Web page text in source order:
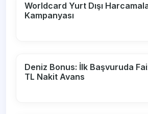
Worldcard Yurt Dışı
Kampanyası
Deniz Bonus: İlk Başvuruda
TL Nakit Avans